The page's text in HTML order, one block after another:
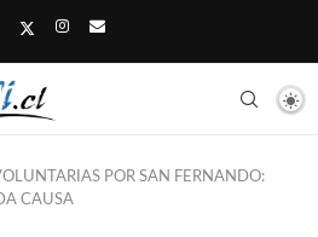
POR SAN FERNANDO:
CAUSA